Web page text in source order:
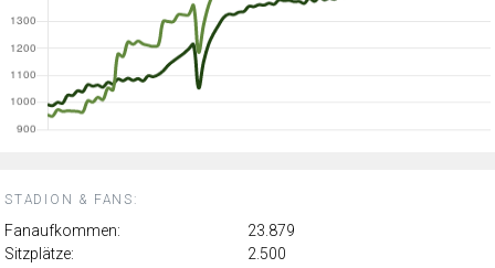
STADION & FANS:
Fanaufkommen:
23.879
Sitzplätze:
2.500